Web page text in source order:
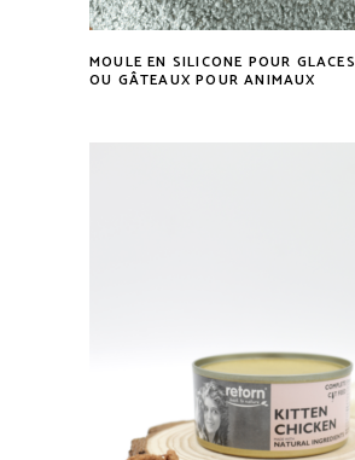
MOULE EN SILICONE POUR GLACES
OU GÂTEAUX POUR ANIMAUX